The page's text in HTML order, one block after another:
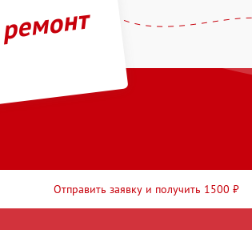
Отправить заявку и получить 1500 ₽